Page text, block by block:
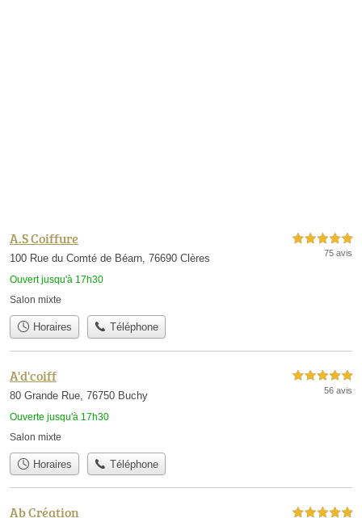
A.S Coiffure
100 Rue du Comté de Béarn, 76690 Clères
Ouvert jusqu'à 17h30
5,0 étoiles sur 5
75 avis
Salon mixte
Horaires Téléphone
A'd'coiff
80 Grande Rue, 76750 Buchy
Ouverte jusqu'à 17h30
5,0 étoiles sur 5
56 avis
Salon mixte
Horaires Téléphone
Ab Création 5,0 étoiles sur 5